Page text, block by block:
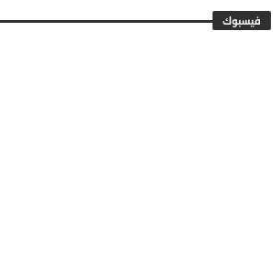
فيسبوك